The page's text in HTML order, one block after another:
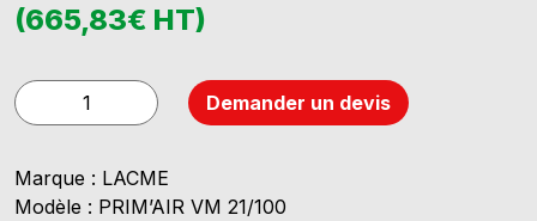
(665,83€ HT)
quantité
de
PRIM
AIR
Demander un devis
Marque : LACME
Modèle : PRIM’AIR VM 21/100